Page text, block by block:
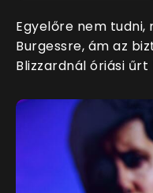
Egyelőre nem
Burgessre, ám az
Blizzardnál óriási